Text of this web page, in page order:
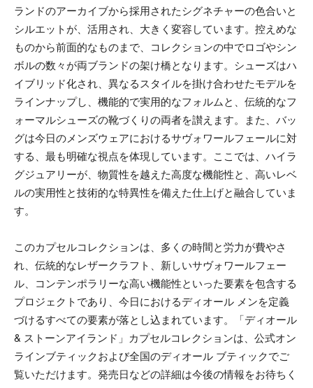
ランドのアーカイブから採用されたシグネチャーの色合いと
シルエットが、活用され、大きく変容しています。控えめな
ものから前面的なものまで、コレクションの中でロゴやシン
ボルの数々が両ブランドの架け橋となります。シューズはハ
イブリッド化され、異なるスタイルを掛け合わせたモデルを
ラインナップし、機能的で実用的なフォルムと、伝統的なフ
ォーマルシューズの靴づくりの両者を讃えます。また、バッ
グは今日のメンズウェアにおけるサヴォワールフェールに対
する、最も明確な視点を体現しています。ここでは、ハイラ
グジュアリーが、物質性を越えた高度な機能性と、高いレベ
ルの実用性と技術的な特異性を備えた仕上げと融合していま
す。
このカプセルコレクションは、多くの時間と労力が費やさ
れ、伝統的なレザークラフト、新しいサヴォワールフェー
ル、コンテンポラリーな高い機能性といった要素を包含する
プロジェクトであり、今日におけるディオール メンを定義
づけるすべての要素が落とし込まれています。「ディオール
& ストーンアイランド」カプセルコレクションは、公式オン
ラインブティックおよび全国のディオール ブティックでご
覧いただけます。発売日などの詳細は今後の情報をお待ちく